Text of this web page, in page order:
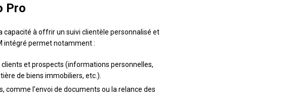
Pro
capacité à offrir un suivi clientèle personnalisé et
intégré permet notamment :
et prospects (informations personnelles,
de biens immobiliers, etc.).
comme l’envoi de documents ou la relance des